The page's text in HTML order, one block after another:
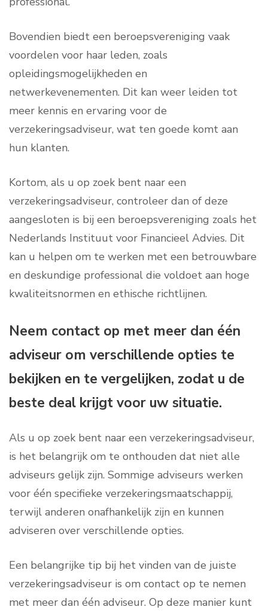
Bovendien biedt een beroepsvereniging vaak
voordelen voor haar leden, zoals
opleidingsmogelijkheden en
netwerkevenementen. Dit kan weer leiden tot
meer kennis en ervaring voor de
verzekeringsadviseur, wat ten goede komt aan
hun klanten.
Kortom, als u op zoek bent naar een
verzekeringsadviseur, controleer dan of deze
aangesloten is bij een beroepsvereniging zoals het
Nederlands Instituut voor Financieel Advies. Dit
kan u helpen om te werken met een betrouwbare
en deskundige professional die voldoet aan hoge
kwaliteitsnormen en ethische richtlijnen.
Neem contact op met meer dan één
adviseur om verschillende opties te
bekijken en te vergelijken, zodat u de
beste deal krijgt voor uw situatie.
Als u op zoek bent naar een verzekeringsadviseur,
is het belangrijk om te onthouden dat niet alle
adviseurs gelijk zijn. Sommige adviseurs werken
voor één specifieke verzekeringsmaatschappij,
terwijl anderen onafhankelijk zijn en kunnen
adviseren over verschillende opties.
Een belangrijke tip bij het vinden van de juiste
verzekeringsadviseur is om contact op te nemen
met meer dan één adviseur. Op deze manier kunt